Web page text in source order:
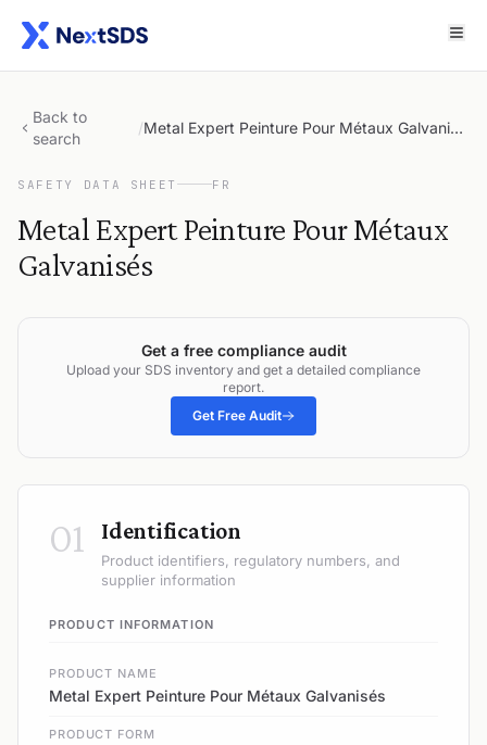
Back to
search
/ Metal Expert Peinture Pour Métaux Galvanisés
SAFETY DATA SHEET FR
Metal Expert Peinture Pour Métaux
Galvanisés
Get a free compliance audit
Upload your SDS inventory and get a detailed compliance
report.
Get Free Audit
01 Identification
Product identifiers, regulatory numbers, and
supplier information
PRODUCT INFORMATION
PRODUCT NAME
Metal Expert Peinture Pour Métaux Galvanisés
PRODUCT FORM